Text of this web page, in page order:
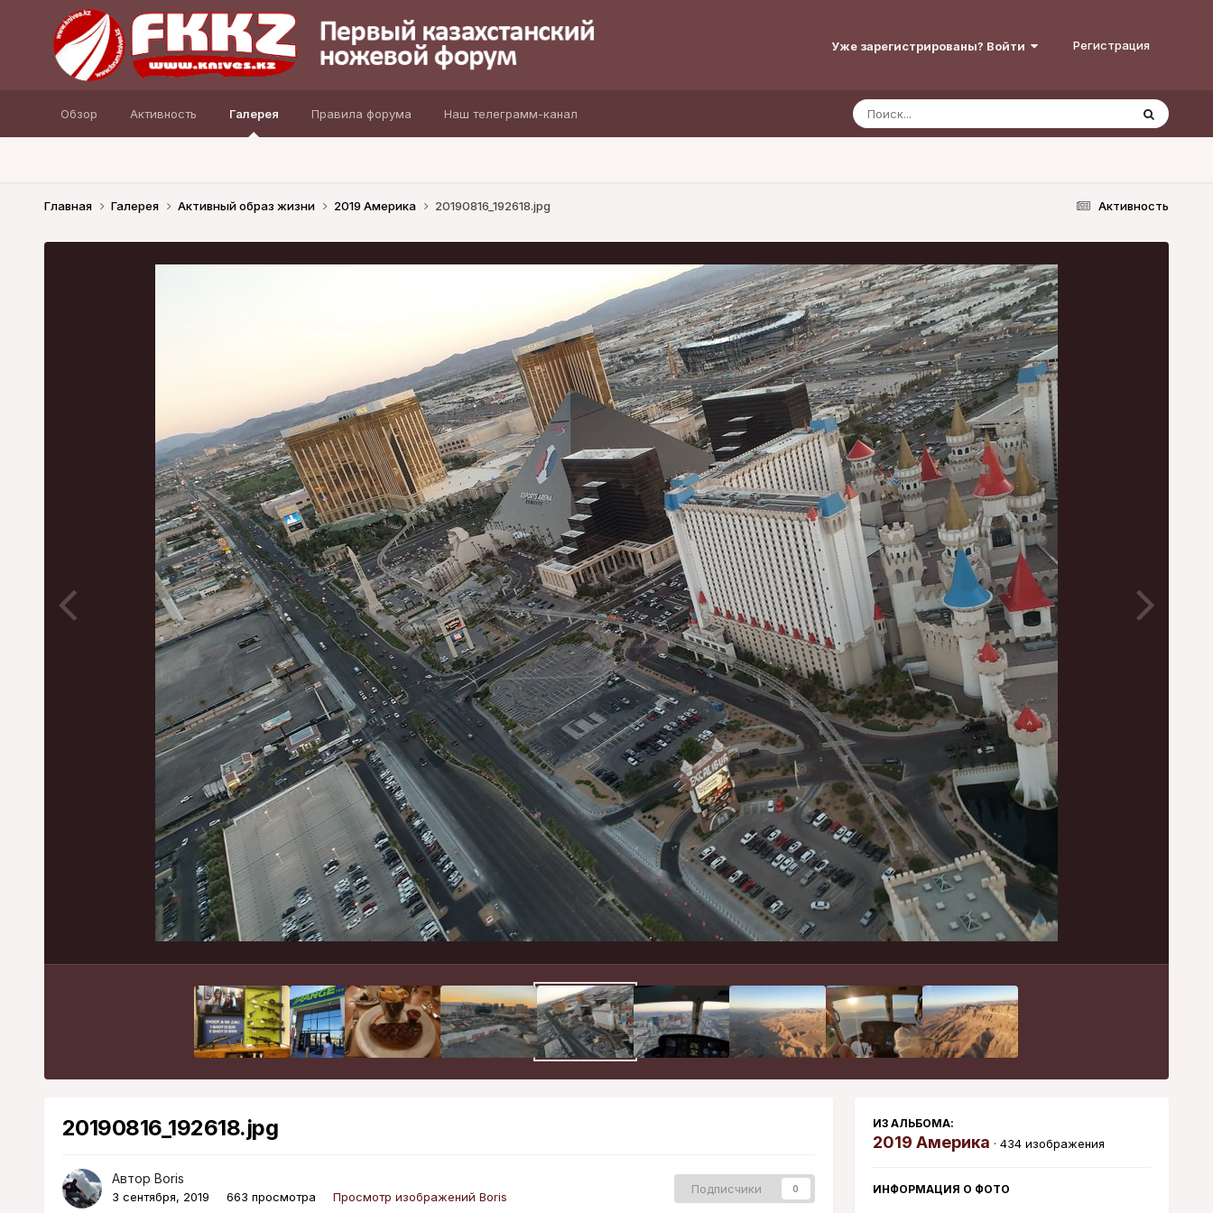
Уже зарегистрированы? Войти Регистрация
Обзор Активность Галерея Правила форума Наш телеграмм-канал
Активность
Главная Галерея Активный образ жизни 2019 Америка 20190816_192618.jpg
Инструменты
20190816_192618.jpg
Автор Boris
3 сентября, 2019 663 просмотра Просмотр изображений Boris
Подписчики 0
ИЗ АЛЬБОМА:
2019 Америка · 434 изображения
ИНФОРМАЦИЯ О ФОТО